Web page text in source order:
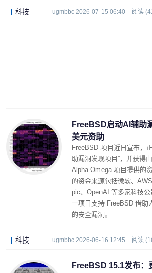
科技 ugmbbc 2026-07-15 06:40 阅读
FreeBSD启动AI辅助
美元资助
FreeBSD 项目近日宣布，
助漏洞发现项目”，并获得
Alpha-Omega 项目提供的
的资金来源包括微软、
pic、OpenAI 等多家科技
一项目支持 FreeBSD 借助
的安全漏洞。
科技 ugmbbc 2026-06-16 12:45 阅读
FreeBSD 15.1发布：